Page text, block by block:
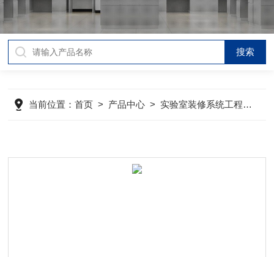
当前位置：首页 > 产品中心 > 实验室装修系统工程>